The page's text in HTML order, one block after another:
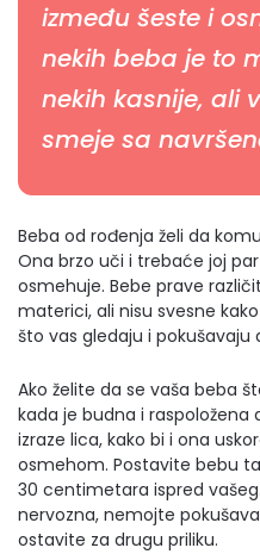
između šeste i
nekih beba je to
nekih kasnije, ali
smeje sa
Beba od rođenja želi da
Ona brzo uči i trebaće joj
osmehuje. Bebe prave
materici, ali nisu svesne
što vas gledaju i pokušavaju
Ako želite da se vaša beba
kada je budna i
izraze lica, kako bi i ona
osmehom. Postavite bebu
30 centimetara ispred
nervozna, nemojte
ostavite za drugu priliku.